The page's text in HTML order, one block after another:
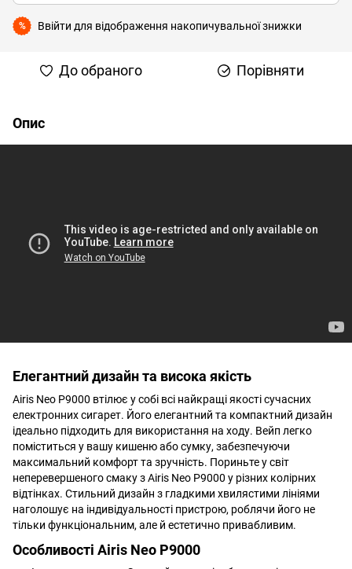
% Ввійти для відображення накопичувальної знижки
До обраного Порівняти
Опис
Елегантний дизайн та висока якість
Airis Neo P9000 втілює у собі всі найкращі якості сучасних
електронних сигарет. Його елегантний та компактний дизайн
ідеально підходить для використання на ходу. Вейп легко
поміститься у вашу кишеню або сумку, забезпечуючи
максимальний комфорт та зручність. Пориньте у світ
неперевершеного смаку з Airis Neo P9000 у різних колірних
відтінках. Стильний дизайн з гладкими хвилястими лініями
наголошує на індивідуальності пристрою, роблячи його не
тільки функціональним, але й естетично привабливим.
Особливості Airis Neo P9000